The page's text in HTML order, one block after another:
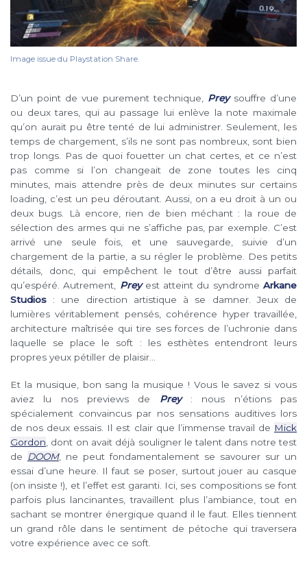
Image issue du Playstation Share.
D’un point de vue purement technique, Preysouffre d’une
ou deux tares, qui au passage lui enlève la note maximale
qu’on aurait pu être tenté de lui administrer. Seulement, les
temps de chargement, s’ils ne sont pas nombreux, sont bien
trop longs. Pas de quoi fouetter un chat certes, et ce n’est
pas comme si l’on changeait de zone toutes les cinq
minutes, mais attendre près de deux minutes sur certains
loading, c’est un peu déroutant. Aussi, on a eu droit à un ou
deux bugs. Là encore, rien de bien méchant : la roue de
sélection des armes qui ne s’affiche pas, par exemple. C’est
arrivé une seule fois, et une sauvegarde, suivie d’un
chargement de la partie, a su régler le problème. Des petits
détails, donc, qui empêchent le tout d’être aussi parfait
qu’espéré. Autrement, Preyest atteint du syndromeArkane
Studios : une direction artistique à se damner. Jeux de
lumières véritablement pensés, cohérence hyper travaillée,
architecture maîtrisée qui tire ses forces de l’uchronie dans
laquelle se place le soft : les esthètes entendront leurs
propres yeux pétiller de plaisir…
Et la musique, bon sang la musique ! Vous le savez si vous
aviez lu nos previews de Prey: nous n’étions pas
spécialement convaincus par nos sensations auditives lors
de nos deux essais. Il est clair que l’immense travail de Mick
Gordon , dont on avait déjà souligner le talent dans notre test
de
DOOM, ne peut fondamentalement se savourer sur un
essai d’une heure. Il faut se poser, surtout jouer au casque
(on insiste !), et l’effet est garanti. Ici, ses compositions se font
parfois plus lancinantes, travaillent plus l’ambiance, tout en
sachant se montrer énergique quand il le faut. Elles tiennent
un grand rôle dans le sentiment de pétoche qui traversera
votre expérience avec ce soft.